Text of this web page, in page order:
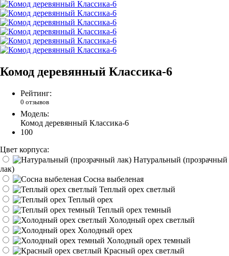
Комод деревянный Классика-6
Рейтинг:
0 отзывов
Модель:
Комод деревянный Классика-6
100
Цвет корпуса:
Натуральный (прозрачный
лак)
Сосна выбеленая
Теплый орех светлый
Теплый орех
Теплый орех темный
Холодный орех светлый
Холодный орех
Холодный орех темный
Красный орех светлый